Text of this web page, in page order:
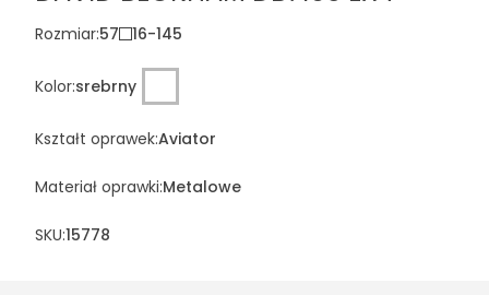
Rozmiar:57 16-145
Kolor:srebrny
Kształt oprawek:Aviator
Materiał oprawki:Metalowe
SKU:15778